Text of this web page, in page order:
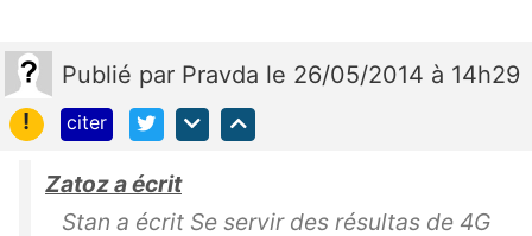
Publié par Pravda le 26/05/2014 à 14h29
!
citer
Zatoz a écrit
Stan a écrit Se servir des résultas de 4G